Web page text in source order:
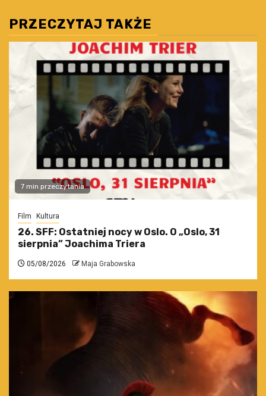
PRZECZYTAJ TAKŻE
7 min przeczytania
Film Kultura
26. SFF: Ostatniej nocy w Oslo. O „Oslo, 31
sierpnia” Joachima Triera
05/08/2026 Maja Grabowska